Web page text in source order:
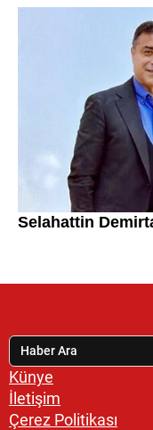
Künye
İletişim
Çerez Politikası